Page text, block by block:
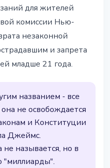
для жителей
комиссии Нью-
незаконной
и запрета
младше 21 года.
названием - все
не освобождается
и Конституции
Джеймс.
называется, но в
"миллиарды".